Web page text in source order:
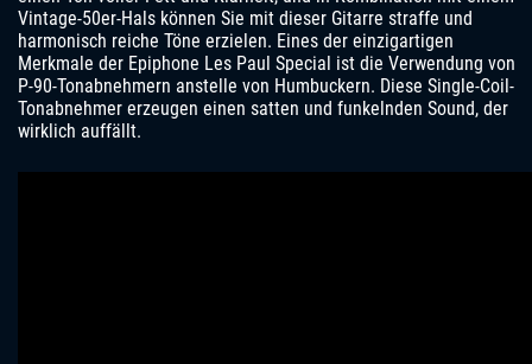
Vintage-50er-Hals können Sie mit dieser Gitarre straffe und
harmonisch reiche Töne erzielen. Eines der einzigartigen
Merkmale der Epiphone Les Paul Special ist die Verwendung von
P-90-Tonabnehmern anstelle von Humbuckern. Diese Single-Coil-
Tonabnehmer erzeugen einen satten und funkelnden Sound, der
wirklich auffällt.